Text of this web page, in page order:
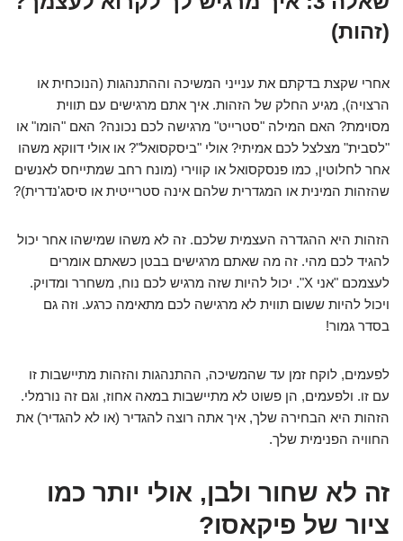
(זהות)
אחרי שקצת בדקתם את ענייני המשיכה וההתנהגות (הנוכחית או
הרצויה), מגיע החלק של הזהות. איך אתם מרגישים עם תווית
מסוימת? האם המילה "סטרייט" מרגישה לכם נכונה? האם "הומו" או
"לסבית" מצלצל לכם אמיתי? אולי "ביסקסואל"? או אולי דווקא משהו
אחר לחלוטין, כמו פנסקסואל או קווירי (מונח רחב שמתייחס לאנשים
שהזהות המינית או המגדרית שלהם אינה סטרייטית או סיסג'נדרית)?
הזהות היא ההגדרה העצמית שלכם. זה לא משהו שמישהו אחר יכול
להגיד לכם מהי. זה מה שאתם מרגישים בבטן כשאתם אומרים
לעצמכם "אני X". יכול להיות שזה מרגיש לכם נוח, משחרר ומדויק.
ויכול להיות ששום תווית לא מרגישה לכם מתאימה כרגע. וזה גם
בסדר גמור!
לפעמים, לוקח זמן עד שהמשיכה, ההתנהגות והזהות מתיישבות זו
עם זו. ולפעמים, הן פשוט לא מתיישבות במאה אחוז, וגם זה נורמלי.
הזהות היא הבחירה שלך, איך אתה רוצה להגדיר (או לא להגדיר) את
החוויה הפנימית שלך.
זה לא שחור ולבן, אולי יותר כמו
ציור של פיקאסו?